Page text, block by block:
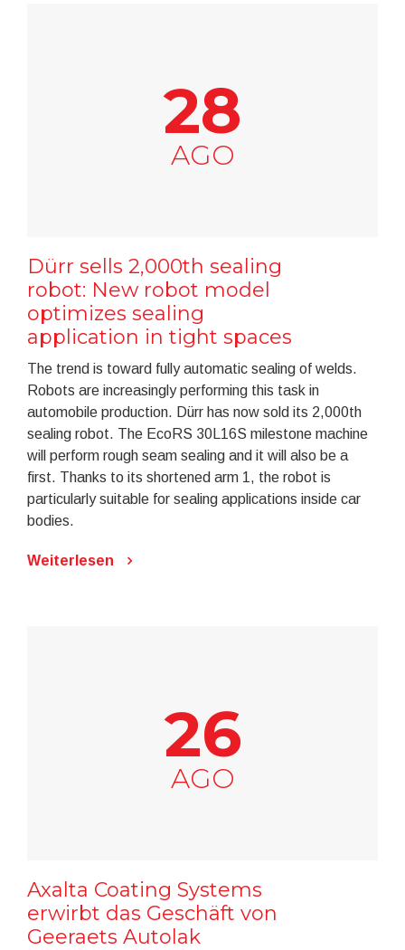
28
AGO
Dürr sells 2,000th sealing
robot: New robot model
optimizes sealing
application in tight spaces
The trend is toward fully automatic sealing of welds.
Robots are increasingly performing this task in
automobile production. Dürr has now sold its 2,000th
sealing robot. The EcoRS 30L16S milestone machine
will perform rough seam sealing and it will also be a
first. Thanks to its shortened arm 1, the robot is
particularly suitable for sealing applications inside car
bodies.
Weiterlesen
26
AGO
Axalta Coating Systems
erwirbt das Geschäft von
Geeraets Autolak